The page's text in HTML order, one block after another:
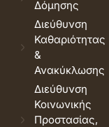
Δόμησης
Διεύθυνση
Καθαριότητας
&
Ανακύκλωσης
Διεύθυνση
Κοινωνικής
Προστασίας,